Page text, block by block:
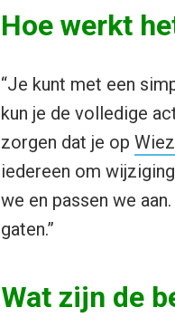
Hoe werkt
“Je kunt met een
kun je de volledige
zorgen dat je op
iedereen om
we en passen we
gaten.”
Wat zijn de